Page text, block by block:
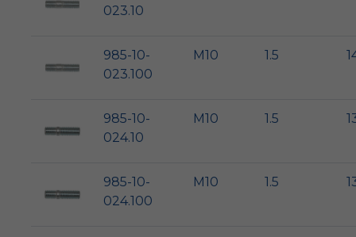
023.10
985-10-
023.100
M10 1.5
985-10-
024.10
M10 1.5
985-10-
024.100
M10 1.5